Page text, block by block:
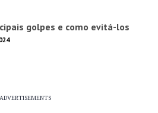
golpes e como evitá-los
ADVERTISEMENTS